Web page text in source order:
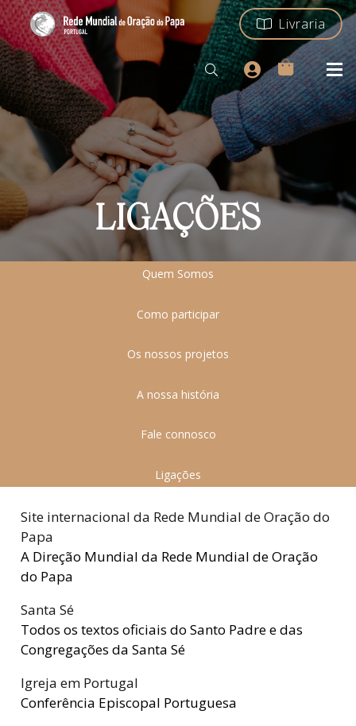
Livraria
LIGAÇÕES
Quem Somos
Como participar
Os nossos projetos
A nossa história
Fale connosco
Ligações
Site internacional da Rede Mundial de Oração do
Papa
A Direção Mundial da Rede Mundial de Oração
do Papa
Santa Sé
Todos os textos oficiais do Santo Padre e das
Congregações da Santa Sé
Igreja em Portugal
Conferência Episcopal Portuguesa